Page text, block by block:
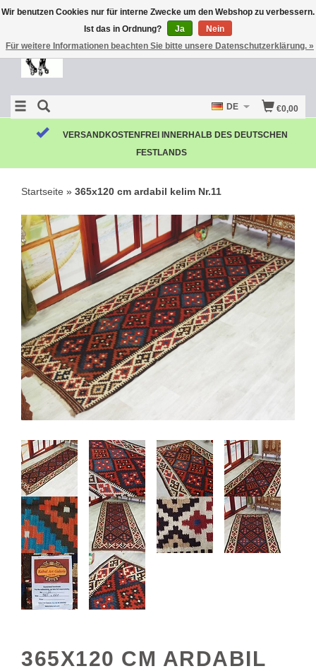
€0,00
DE
VERSANDKOSTENFREI INNERHALB DES DEUTSCHEN
FESTLANDS
Startseite » 365x120 cm ardabil kelim Nr.11
365X120 CM ARDABIL
Wir benutzen Cookies nur für interne Zwecke um den Webshop zu verbessern.
Ist das in Ordnung?
Ja
Nein
Für weitere Informationen beachten Sie bitte unsere Datenschutzerklärung. »